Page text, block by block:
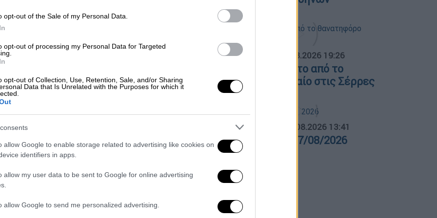
opt-out of the Sale of my Personal Data.
opt-out of processing my Personal Data for Targeted
opt-out of Collection, Use, Retention, Sale, and/or Sharing
Data that Is Unrelated with the Purposes for which it
allow Google to enable storage related to advertising like cookies on
identifiers in apps.
allow my user data to be sent to Google for online advertising
allow Google to send me personalized advertising.
Κόσμος|13.05.2026 06:00
χάρτη με τη Βενεζουέλα ως «51η
τοποθέτηση της προέδρου Ροδρίγκες
Καιρός|13.04.2026 19:22
Έρχεται ξανά αφρικανική σκόνη
Τρίτη
ΑΠΟΣΠΑΣΜΑΤΑ... 07.08.2026 19:26
Βίντεο ντοκουμέντο από το
θανατηφόρο τροχαίο στις Σέρρες
ΑΘΛΗΤΙΚΟ ΔΕΛΤΙΟ 07.08.2026 13:41
Αθλητικό δελτίο 07/08/2026